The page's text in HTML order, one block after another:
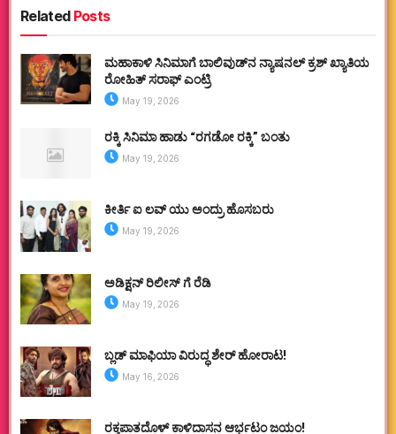
RelatedPosts
ಮಹಾಕಾಳಿ ಸಿನಿಮಾಗೆ ಬಾಲಿವುಡ್‌ನ ನ್ಯಾಷನಲ್ ಕ್ರಶ್ ಖ್ಯಾತಿಯ
ರೋಹಿತ್ ಸರಾಫ್ ಎಂಟ್ರಿ
May 19, 2026
ರಕ್ಕಿ ಸಿನಿಮಾ ಹಾಡು “ರಗಡೋ ರಕ್ಕಿ” ಬಂತು
May 19, 2026
ಕೀರ್ತಿ ಐ ಲವ್ ಯು ಅಂದ್ರು ಹೊಸಬರು
May 19, 2026
ಅಡಿಕ್ಷನ್ ರಿಲೀಸ್ ಗೆ ರೆಡಿ
May 19, 2026
ಬ್ಲಡ್ ಮಾಫಿಯಾ ವಿರುದ್ಧ ಶೇರ್ ಹೋರಾಟ!
May 16, 2026
ರಕ್ತಪಾತದೊಳ್ ಕಾಳಿದಾಸನ ಆರ್ಭಟಂ ಜಯಂ!